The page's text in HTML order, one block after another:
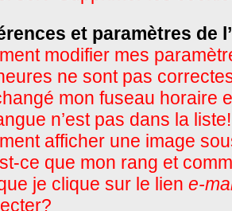
et paramètres de
modifier mes
ne sont pas
mon fuseau horaire
n’est pas dans la liste!
afficher une image
ce que mon rang et
je clique sur le lien e-